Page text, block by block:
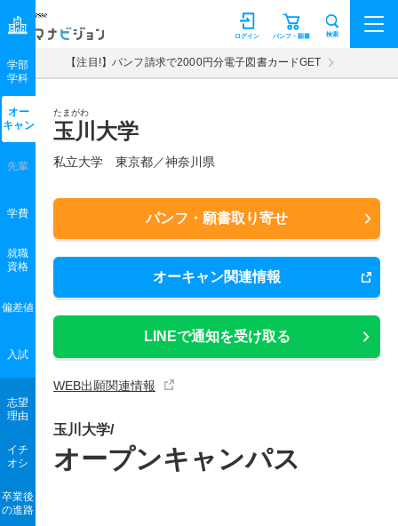
マナビジョン パンフ・願書
ログイン 検索
【注目!】パンフ請求で2000円分電子図書カードGET
たまがわ
玉川大学
私立大学 東京都／神奈川県
パンフ・願書取り寄せ
オーキャン関連情報
LINEで通知を受け取る
WEB出願関連情報
学部
学科
オー
キャン
先輩
学費
就職
資格
偏差値
入試
志望
理由
イチ
オシ
卒業後
の進路
玉川大学/
オープンキャンパス